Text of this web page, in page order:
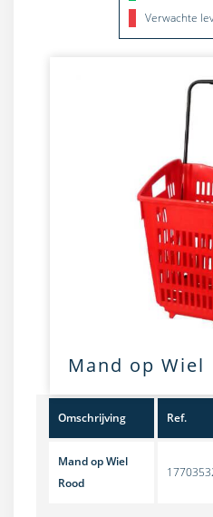
Verwachte
Mand op Wiel
Omschrijving Ref.
Mand op Wiel
Rood